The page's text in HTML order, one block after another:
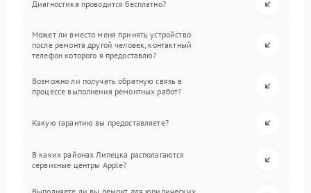
Диагностика проводится бесплатно?
Может ли вместо меня принять устройство
после ремонта другой человек, контактный
телефон которого я предоставлю?
Возможно ли получать обратную связь в
процессе выполнения ремонтных работ?
Какую гарантию вы предоставляете?
В каких районах Липецка располагаются
сервисные центры Apple?
Выполняете ли вы ремонт для юридических